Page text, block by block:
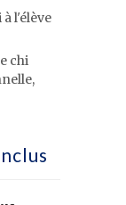
l'élève
chi